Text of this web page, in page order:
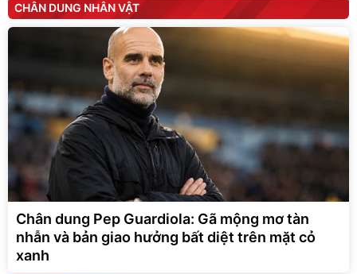
CHÂN DUNG NHÂN VẬT
Chân dung Pep Guardiola: Gã mộng mơ tàn
nhẫn và bản giao hưởng bất diệt trên mặt cỏ
xanh